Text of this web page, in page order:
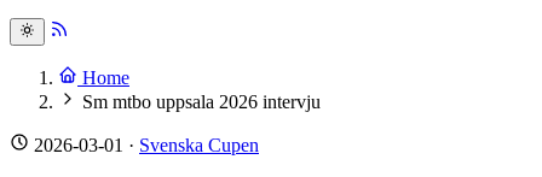
Home
Sm mtbo uppsala 2026 intervju
2026-03-01 · Svenska Cupen